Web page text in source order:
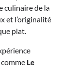
culinaire de la
et l’originalité
plat.
Le